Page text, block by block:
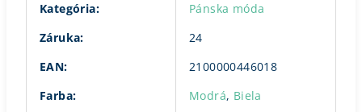
Kategória:
Pánska móda
Záruka:
24
EAN:
2100000446018
Farba: Modrá, Biela